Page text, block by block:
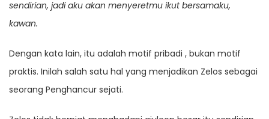
sendirian, jadi aku akan menyeretmu ikut bersamaku,
kawan.
Dengan kata lain, itu adalah motif pribadi , bukan motif
praktis. Inilah salah satu hal yang menjadikan Zelos sebagai
seorang Penghancur sejati.